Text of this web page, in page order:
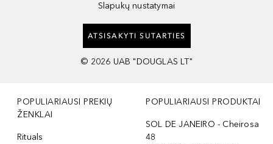
Slapukų nustatymai
ATSISAKYTI SUTARTIES
© 2026 UAB "DOUGLAS LT"
POPULIARIAUSI PREKIŲ
ŽENKLAI
Rituals
POPULIARIAUSI PRODUKTAI
SOL DE JANEIRO - Cheirosa
48